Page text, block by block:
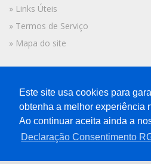
» Links Úteis
» Termos de Serviço
» Mapa do site
© 2019 A Voz do Algarve.
Todos os direitos reservados.
Este site usa cookies para
obtenha a melhor experiência
Ao continuar aceita ainda a
Declaração Consentimento